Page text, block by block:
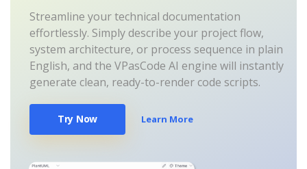
Streamline your technical documentation
effortlessly. Simply describe your project flow,
system architecture, or process sequence in plain
English, and the VPasCode AI engine will instantly
generate clean, ready-to-render code scripts.
Try Now Learn More